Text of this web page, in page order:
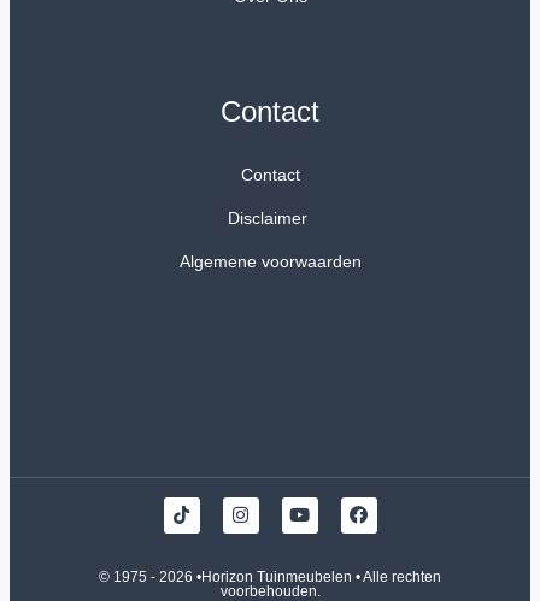
Contact
Contact
Disclaimer
Algemene voorwaarden
© 1975 - 2026 •Horizon Tuinmeubelen • Alle rechten
voorbehouden.